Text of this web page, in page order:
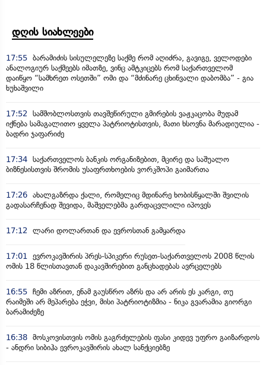
დღის სიახლეები
17:55 ბარამიძის სისულელეზე საქმე რომ აღიძრა, გავიგე, ველოდები
ანალოგიურ საქმეებს იმათზე, ვინც ამტკიცებს რომ საქართველომ
დაიწყო “სამხრეთ ოსეთში” ომი და “მძინარე ცხინვალი დაბომბა” - გია
ხუხაშვილი
17:52 სამშობლოსთვის თავშეწირული გმირების ვაჟკაცობა მუდამ
იქნება სამაგალითო ყველა პატრიოტისთვის, მათი ხსოვნა მარადიულია -
ბადრი ჯაფარიძე
17:34 საქართველოს ბანკის ორგანიზებით, მცირე და საშუალო
ბიზნესისთვის შრომის უსაფრთხოების ვორკშოპი გაიმართა
17:26 ახალგაზრდა ქალი, რომელიც მდინარე ხობისწყალში შვილის
გადასარჩენად შევიდა, მაშველებმა გარდაცვლილი იპოვეს
17:12 ლარი დოლართან და ევროსთან გამყარდა
17:01 ევროკავშირის პრეს-სპიკერი რუსეთ-საქართველოს 2008 წლის
ომის 18 წლისთავთან დაკავშირებით განცხადებას ავრცელებს
16:55 ჩემი აზრით, ენამ გაუსწრო აზრს და არ არის ეს კარგი, თუ
რაიმეში არ მეპარება ეჭვი, მისი პატრიოტიზმია - ნიკა გვარამია გიორგი
ბარამიძეზე
16:38 მოსკოვისთვის ომის გაგრძელების ფასი კიდევ უფრო გაიზარდოს
- ანდრი სიბიჰა ევროკავშირის ახალ სანქციებზე